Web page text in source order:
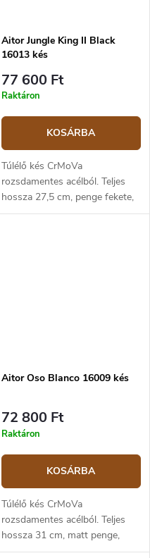
Aitor Jungle King II Black
16013 kés
77 600 Ft
Raktáron
KOSÁRBA
Túlélő kés CrMoVa
rozsdamentes acélból. Teljes
hossza 27,5 cm, penge fekete,
13,5 cm hosszú. Üreges
Aitor Oso Blanco 16009 kés
72 800 Ft
Raktáron
KOSÁRBA
Túlélő kés CrMoVa
rozsdamentes acélból. Teljes
hossza 31 cm, matt penge,
18,5 cm hosszú. Gumírozott